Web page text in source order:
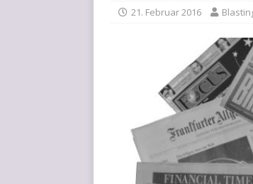
21. Februar 2016